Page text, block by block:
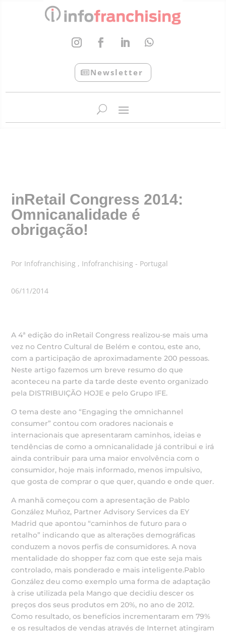
Newsletter
inRetail Congress 2014:
Omnicanalidade é
obrigação!
Por Infofranchising , Infofranchising - Portugal
06/11/2014
A 4ª edição do inRetail Congress realizou-se mais uma
vez no Centro Cultural de Belém e contou, este ano,
com a participação de aproximadamente 200 pessoas.
Neste artigo fazemos um breve resumo do que
aconteceu na parte da tarde deste evento organizado
pela DISTRIBUIÇÃO HOJE e pelo Grupo IFE.
O tema deste ano “Engaging the omnichannel
consumer” contou com oradores nacionais e
internacionais que apresentaram caminhos, ideias e
tendências de como a omnicanalidade já contribui e irá
ainda contribuir para uma maior envolvência com o
consumidor, hoje mais informado, menos impulsivo,
que gosta de comprar o que quer, quando e onde quer.
A manhã começou com a apresentação de Pablo
González Muñoz, Partner Advisory Services da EY
Madrid que apontou “caminhos de futuro para o
retalho” indicando que as alterações demográficas
conduzem a novos perfis de consumidores. A nova
mentalidade do shopper faz com que este seja mais
controlado, mais ponderado e mais inteligente.Pablo
González deu como exemplo uma forma de adaptação
à crise utilizada pela Mango que decidiu descer os
preços dos seus produtos em 20%, no ano de 2012.
Como resultado, os benefícios incrementaram em 79%
e os resultados de vendas através de Internet atingiram